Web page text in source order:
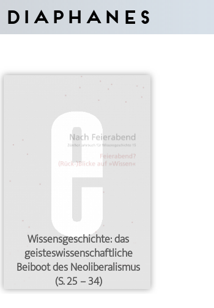
Diaphanes
Wissensgeschichte: das
geisteswissenschaftliche
Beiboot des Neoliberalismus
(S. 25 – 34)